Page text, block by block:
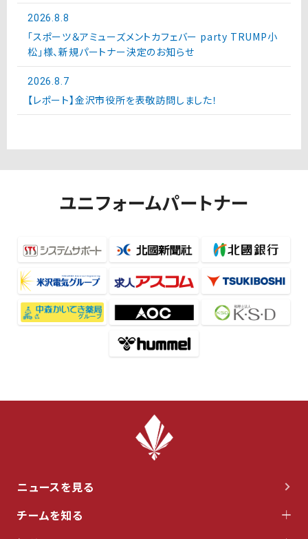
2026.8.8
「スポーツ＆アミューズメントカフェバー party TRUMP小
松」様、新規パートナー決定のお知らせ
2026.8.7
【レポート】金沢市役所を表敬訪問しました！
ユニフォームパートナー
ニュースを見る
チームを知る